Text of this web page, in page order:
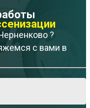
?
с вами в